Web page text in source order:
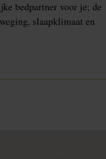
bedpartner voor je; de
slaapklimaat en